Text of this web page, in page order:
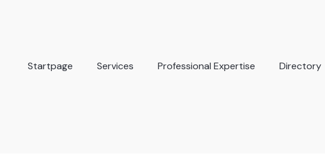
Startpage Services Professional Expertise Directory